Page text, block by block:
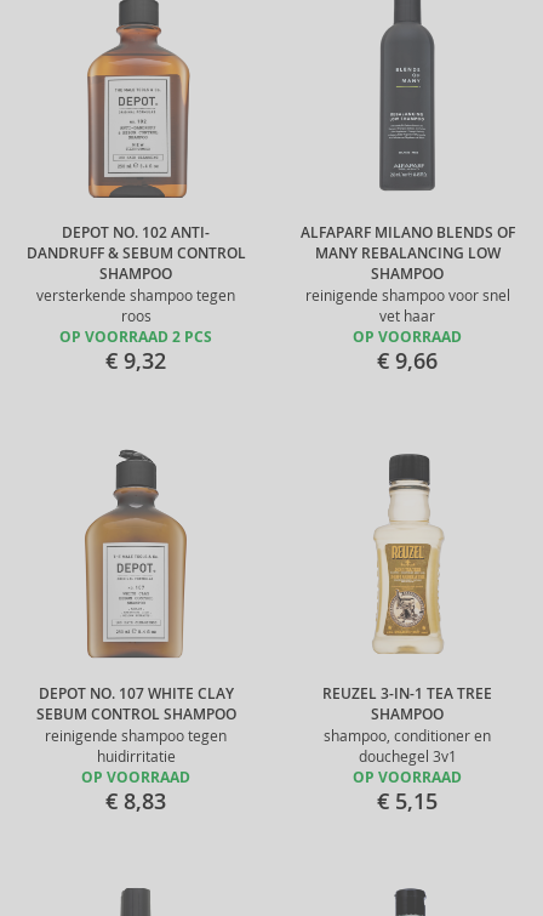
DEPOT NO. 102 ANTI-
DANDRUFF & SEBUM CONTROL
SHAMPOO
versterkende shampoo tegen
roos
OP VOORRAAD 2 PCS
€ 9,32
ALFAPARF MILANO BLENDS OF
MANY REBALANCING LOW
SHAMPOO
reinigende shampoo voor snel
vet haar
OP VOORRAAD
€ 9,66
DEPOT NO. 107 WHITE CLAY
SEBUM CONTROL SHAMPOO
reinigende shampoo tegen
huidirritatie
OP VOORRAAD
€ 8,83
REUZEL 3-IN-1 TEA TREE
SHAMPOO
shampoo, conditioner en
douchegel 3v1
OP VOORRAAD
€ 5,15